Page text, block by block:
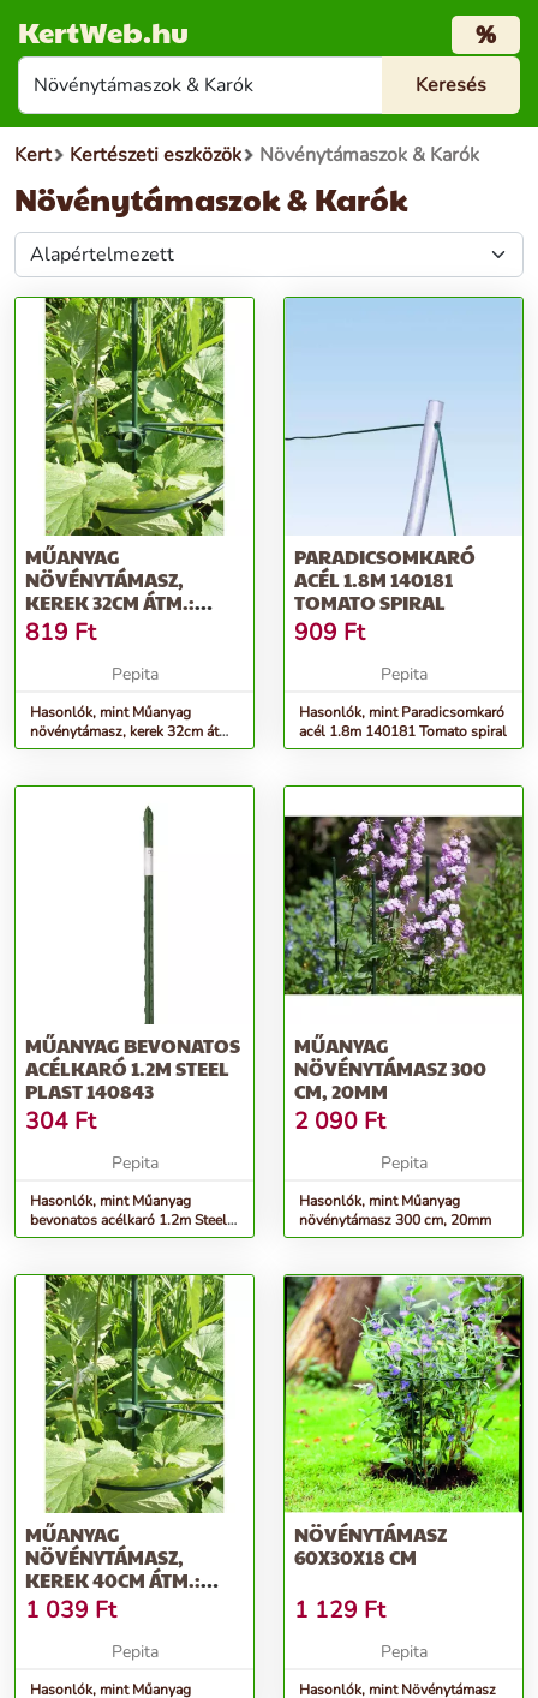
KertWeb.hu %
Kert Kertészeti eszközök Növénytámaszok & Karók
Növénytámaszok & Karók
MŰANYAG
NÖVÉNYTÁMASZ,
KEREK 32CM ÁTM.:
4,5MM /10DB/KARTON
819 Ft
Pepita
Hasonlók, mint Műanyag
növénytámasz, kerek 32cm átm.:
4,5mm /10db/karton
PARADICSOMKARÓ
ACÉL 1.8M 140181
TOMATO SPIRAL
909 Ft
Pepita
Hasonlók, mint Paradicsomkaró
acél 1.8m 140181 Tomato spiral
MŰANYAG BEVONATOS
ACÉLKARÓ 1.2M STEEL
PLAST 140843
304 Ft
Pepita
Hasonlók, mint Műanyag
bevonatos acélkaró 1.2m Steel
Plast 140843
MŰANYAG
NÖVÉNYTÁMASZ 300
CM, 20MM
2 090 Ft
Pepita
Hasonlók, mint Műanyag
növénytámasz 300 cm, 20mm
MŰANYAG
NÖVÉNYTÁMASZ,
KEREK 40CM ÁTM.:
4,5MM
1 039 Ft
Pepita
Hasonlók, mint Műanyag
NÖVÉNYTÁMASZ
60X30X18 CM
1 129 Ft
Pepita
Hasonlók, mint Növénytámasz